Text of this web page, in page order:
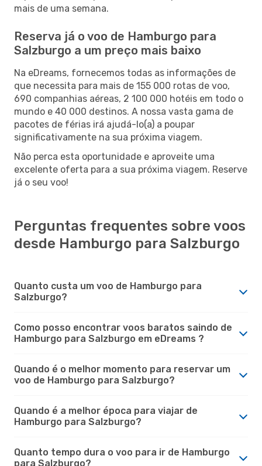
mais de uma semana.
Reserva já o voo de Hamburgo para
Salzburgo a um preço mais baixo
Na eDreams, fornecemos todas as informações de
que necessita para mais de 155 000 rotas de voo,
690 companhias aéreas, 2 100 000 hotéis em todo o
mundo e 40 000 destinos. A nossa vasta gama de
pacotes de férias irá ajudá-lo(a) a poupar
significativamente na sua próxima viagem.
Não perca esta oportunidade e aproveite uma
excelente oferta para a sua próxima viagem. Reserve
já o seu voo!
Perguntas frequentes sobre voos
desde Hamburgo para Salzburgo
Quanto custa um voo de Hamburgo para
Salzburgo?
Como posso encontrar voos baratos saindo de
Hamburgo para Salzburgo em eDreams ?
Quando é o melhor momento para reservar um
voo de Hamburgo para Salzburgo?
Quando é a melhor época para viajar de
Hamburgo para Salzburgo?
Quanto tempo dura o voo para ir de Hamburgo
para Salzburgo?